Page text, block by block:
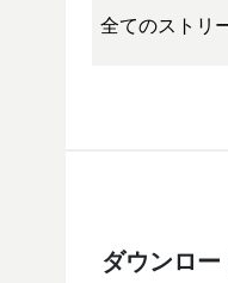
全てのストリ
ダウンロ